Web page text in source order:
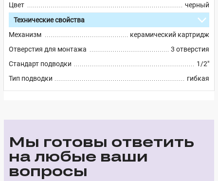
Цвет
черный
Технические свойства
Механизм
керамический картридж
Отверстия для монтажа
3 отверстия
Стандарт подводки
1/2"
Тип подводки
гибкая
Мы готовы ответить
на любые ваши
вопросы